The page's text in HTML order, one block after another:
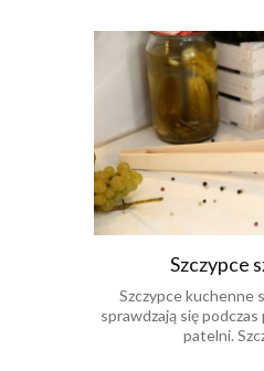
Szczypce
Szczypce kuchenne
sprawdzają się podczas
patelni.